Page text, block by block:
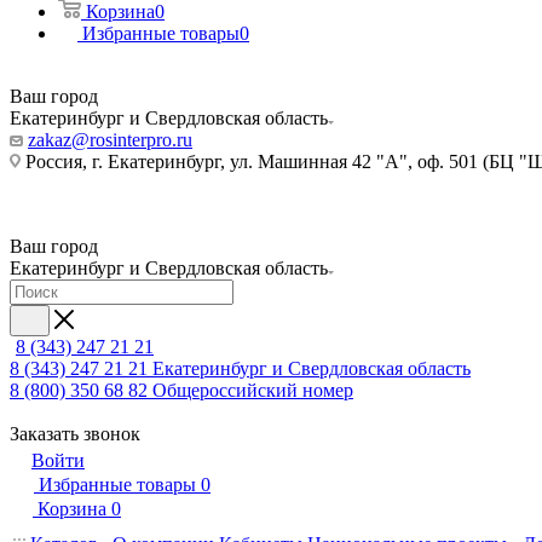
Корзина0
Избранные товары0
Ваш город
Екатеринбург и Свердловская область
zakaz@rosinterpro.ru
Россия, г. Екатеринбург, ул. Машинная 42 "А", оф. 501 (БЦ
Ваш город
Екатеринбург и Свердловская область
8 (343) 247 21 21
8 (343) 247 21 21 Екатеринбург и Свердловская область
8 (800) 350 68 82 Общероссийский номер
Заказать звонок
Войти
Избранные товары 0
Корзина 0